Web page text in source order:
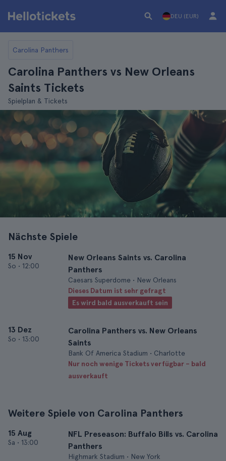
DEU (EUR)
Carolina Panthers
Carolina Panthers vs New Orleans
Saints Tickets
Spielplan & Tickets
Nächste Spiele
15 Nov
So • 12:00
New Orleans Saints vs. Carolina
Panthers
Caesars Superdome • New Orleans
Dieses Datum ist sehr gefragt
Es wird bald ausverkauft sein
13 Dez
So • 13:00
Carolina Panthers vs. New Orleans
Saints
Bank Of America Stadium • Charlotte
Nur noch wenige Tickets verfügbar – bald
ausverkauft
Weitere Spiele von Carolina Panthers
15 Aug
Sa • 13:00
NFL Preseason: Buffalo Bills vs. Carolina
Panthers
Highmark Stadium • New York